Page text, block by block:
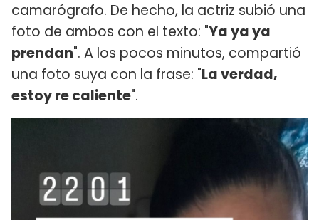
camarógrafo. De hecho, la actriz subió una
foto de ambos con el texto: "Ya ya ya
prendan". A los pocos minutos, compartió
una foto suya con la frase: "La verdad,
estoy re caliente".